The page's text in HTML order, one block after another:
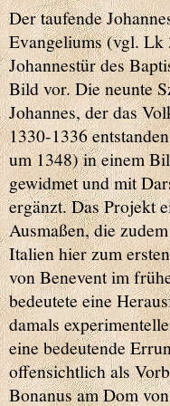
Der taufende
Evangeliums (vgl. Lk
Johannestür des
Bild vor. Die neunte
Johannes, der das
1330-1336
um 1348) in einem
gewidmet und mit
ergänzt. Das Projekt
Ausmaßen, die
Italien hier zum
von Benevent im
bedeutete eine
damals
eine bedeutende
offensichtlich als
Bonanus am Dom